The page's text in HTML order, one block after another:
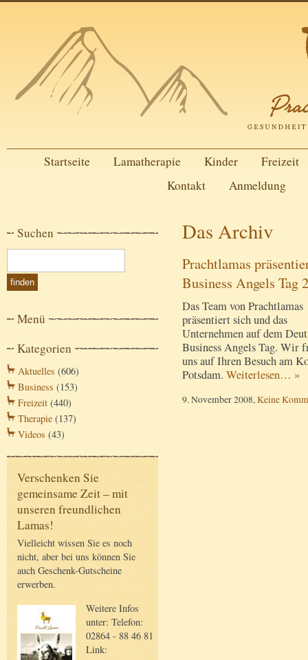
Startseite Lamatherapie Kinder
Freizeit
Kontakt
Anmeldung
Suchen
Menü
Kategorien
Aktuelles (606)
Business (153)
Freizeit (440)
Therapie (137)
Videos (43)
Verschenken Sie
gemeinsame Zeit – mit
unseren freundlichen
Lamas!
Vielleicht wissen Sie es noch
nicht, aber bei uns können Sie
auch Geschenk-Gutscheine
erwerben.
Weitere Infos
unter: Telefon:
02864 - 88 46 81
Link:
Das Archiv
Prachtlamas
Business Angels Tag
Das Team von Prachtlamas
präsentiert sich und das
Unternehmen auf dem
Business Angels Tag. Wir
uns auf Ihren Besuch am
Potsdam. Weiterlesen… »
9. November 2008,Keine